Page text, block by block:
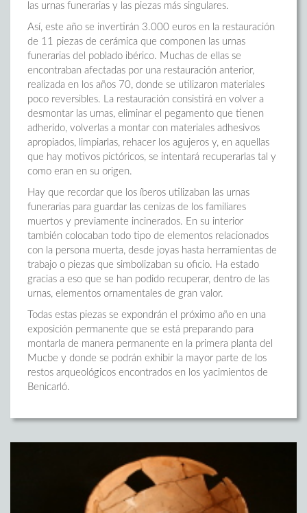
las urnas funerarias y las piezas más singulares.
Así, este año se invertirán 3.000 euros en la restauración
de 11 piezas de cerámica que componen las urnas
funerarias del poblado ibérico. Muchas de ellas se
encontraban afectadas por una restauración anterior,
realizada en los años 70, donde se utilizaron materiales
poco reversibles. La restauración consistirá en volver a
desmontar las urnas, eliminar el pegamento que tienen
adherido, volverlas a montar con materiales adhesivos
apropiados, limpiarlas, rehacer los agujeros y, en aquellas
que hay motivos pictóricos, se intentará recuperarlas tal y
como eran en su origen.
Hay que recordar que los íberos utilizaban las urnas
funerarias para guardar las cenizas de los familiares
muertos y previamente incinerados. En su interior
también colocaban todo tipo de elementos relacionados
con la persona muerta, desde joyas hasta herramientas de
trabajo o piezas que simbolizaban su oficio. Ha estado
gracias a eso que se han podido recuperar, dentro de las
urnas, elementos ornamentales de gran valor.
Todas estas piezas se expondrán el próximo año en una
exposición permanente que se está preparando para
montarla de manera permanente en la primera planta del
Mucbe y donde se podrán exhibir la mayor parte de los
restos arqueológicos encontrados en los yacimientos de
Benicarló.